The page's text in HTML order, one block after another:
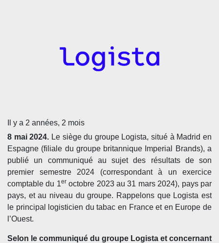
Il y a 2 années, 2 mois
8 mai 2024. Le siège du groupe Logista, situé à Madrid en
Espagne (filiale du groupe britannique Imperial Brands), a
publié un communiqué au sujet des résultats de son
premier semestre 2024 (correspondant à un exercice
comptable du 1er octobre 2023 au 31 mars 2024), pays par
pays, et au niveau du groupe. Rappelons que Logista est
le principal logisticien du tabac en France et en Europe de
l’Ouest.
Selon le communiqué du groupe Logista et concernant